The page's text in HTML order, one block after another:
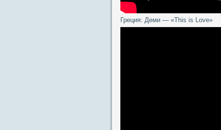
Греция: Деми — «This is Love»